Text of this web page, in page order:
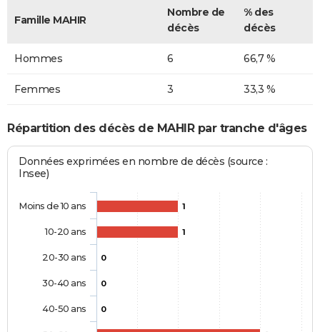
Famille MAHIR
Nombre de
décès
% des
décès
Hommes 6 66,7 %
Femmes 3 33,3 %
Répartition des décès de MAHIR par tranche d'âges
Données exprimées en nombre de décès (source :
Insee)
1
1
0
0
0
Moins de 10 ans
10-20 ans
20-30 ans
30-40 ans
40-50 ans